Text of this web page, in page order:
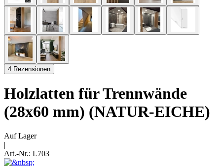
4 Rezensionen
Holzlatten für Trennwände
(28x60 mm) (NATUR-EICHE)
Auf Lager
|
Art.-Nr.: L703